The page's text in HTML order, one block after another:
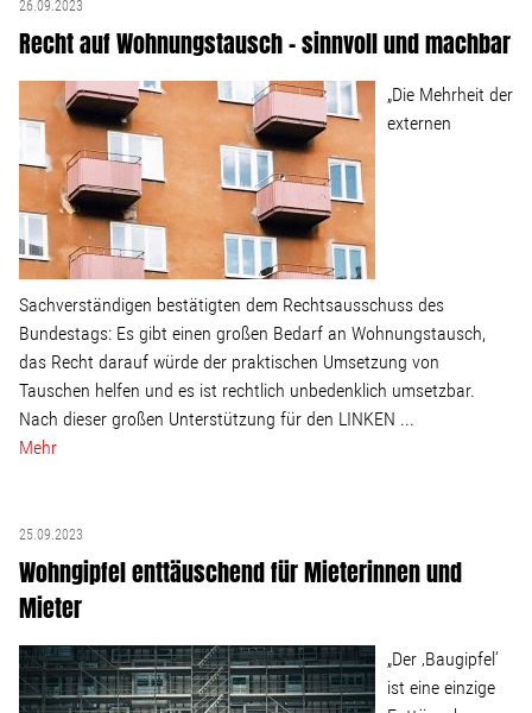
26.09.2023
Recht auf Wohnungstausch – sinnvoll und machbar
„Die Mehrheit der
externen
Sachverständigen bestätigten dem Rechtsausschuss des
Bundestags: Es gibt einen großen Bedarf an Wohnungstausch,
das Recht darauf würde der praktischen Umsetzung von
Tauschen helfen und es ist rechtlich unbedenklich umsetzbar.
Nach dieser großen Unterstützung für den LINKEN ...
Mehr
25.09.2023
Wohngipfel enttäuschend für Mieterinnen und
Mieter
„Der ‚Baugipfel‘
ist eine einzige